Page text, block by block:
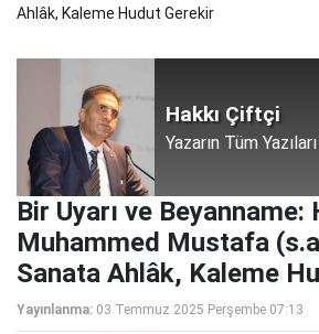
Ahlâk, Kaleme Hudut Gerekir
Hakkı Çiftçi
Yazarın Tüm
Bir Uyarı ve Beyanname:
Muhammed Mustafa
Sanata Ahlâk, Kaleme
Yayınlanma: 03 Temmuz 2025 Perşembe 07:13